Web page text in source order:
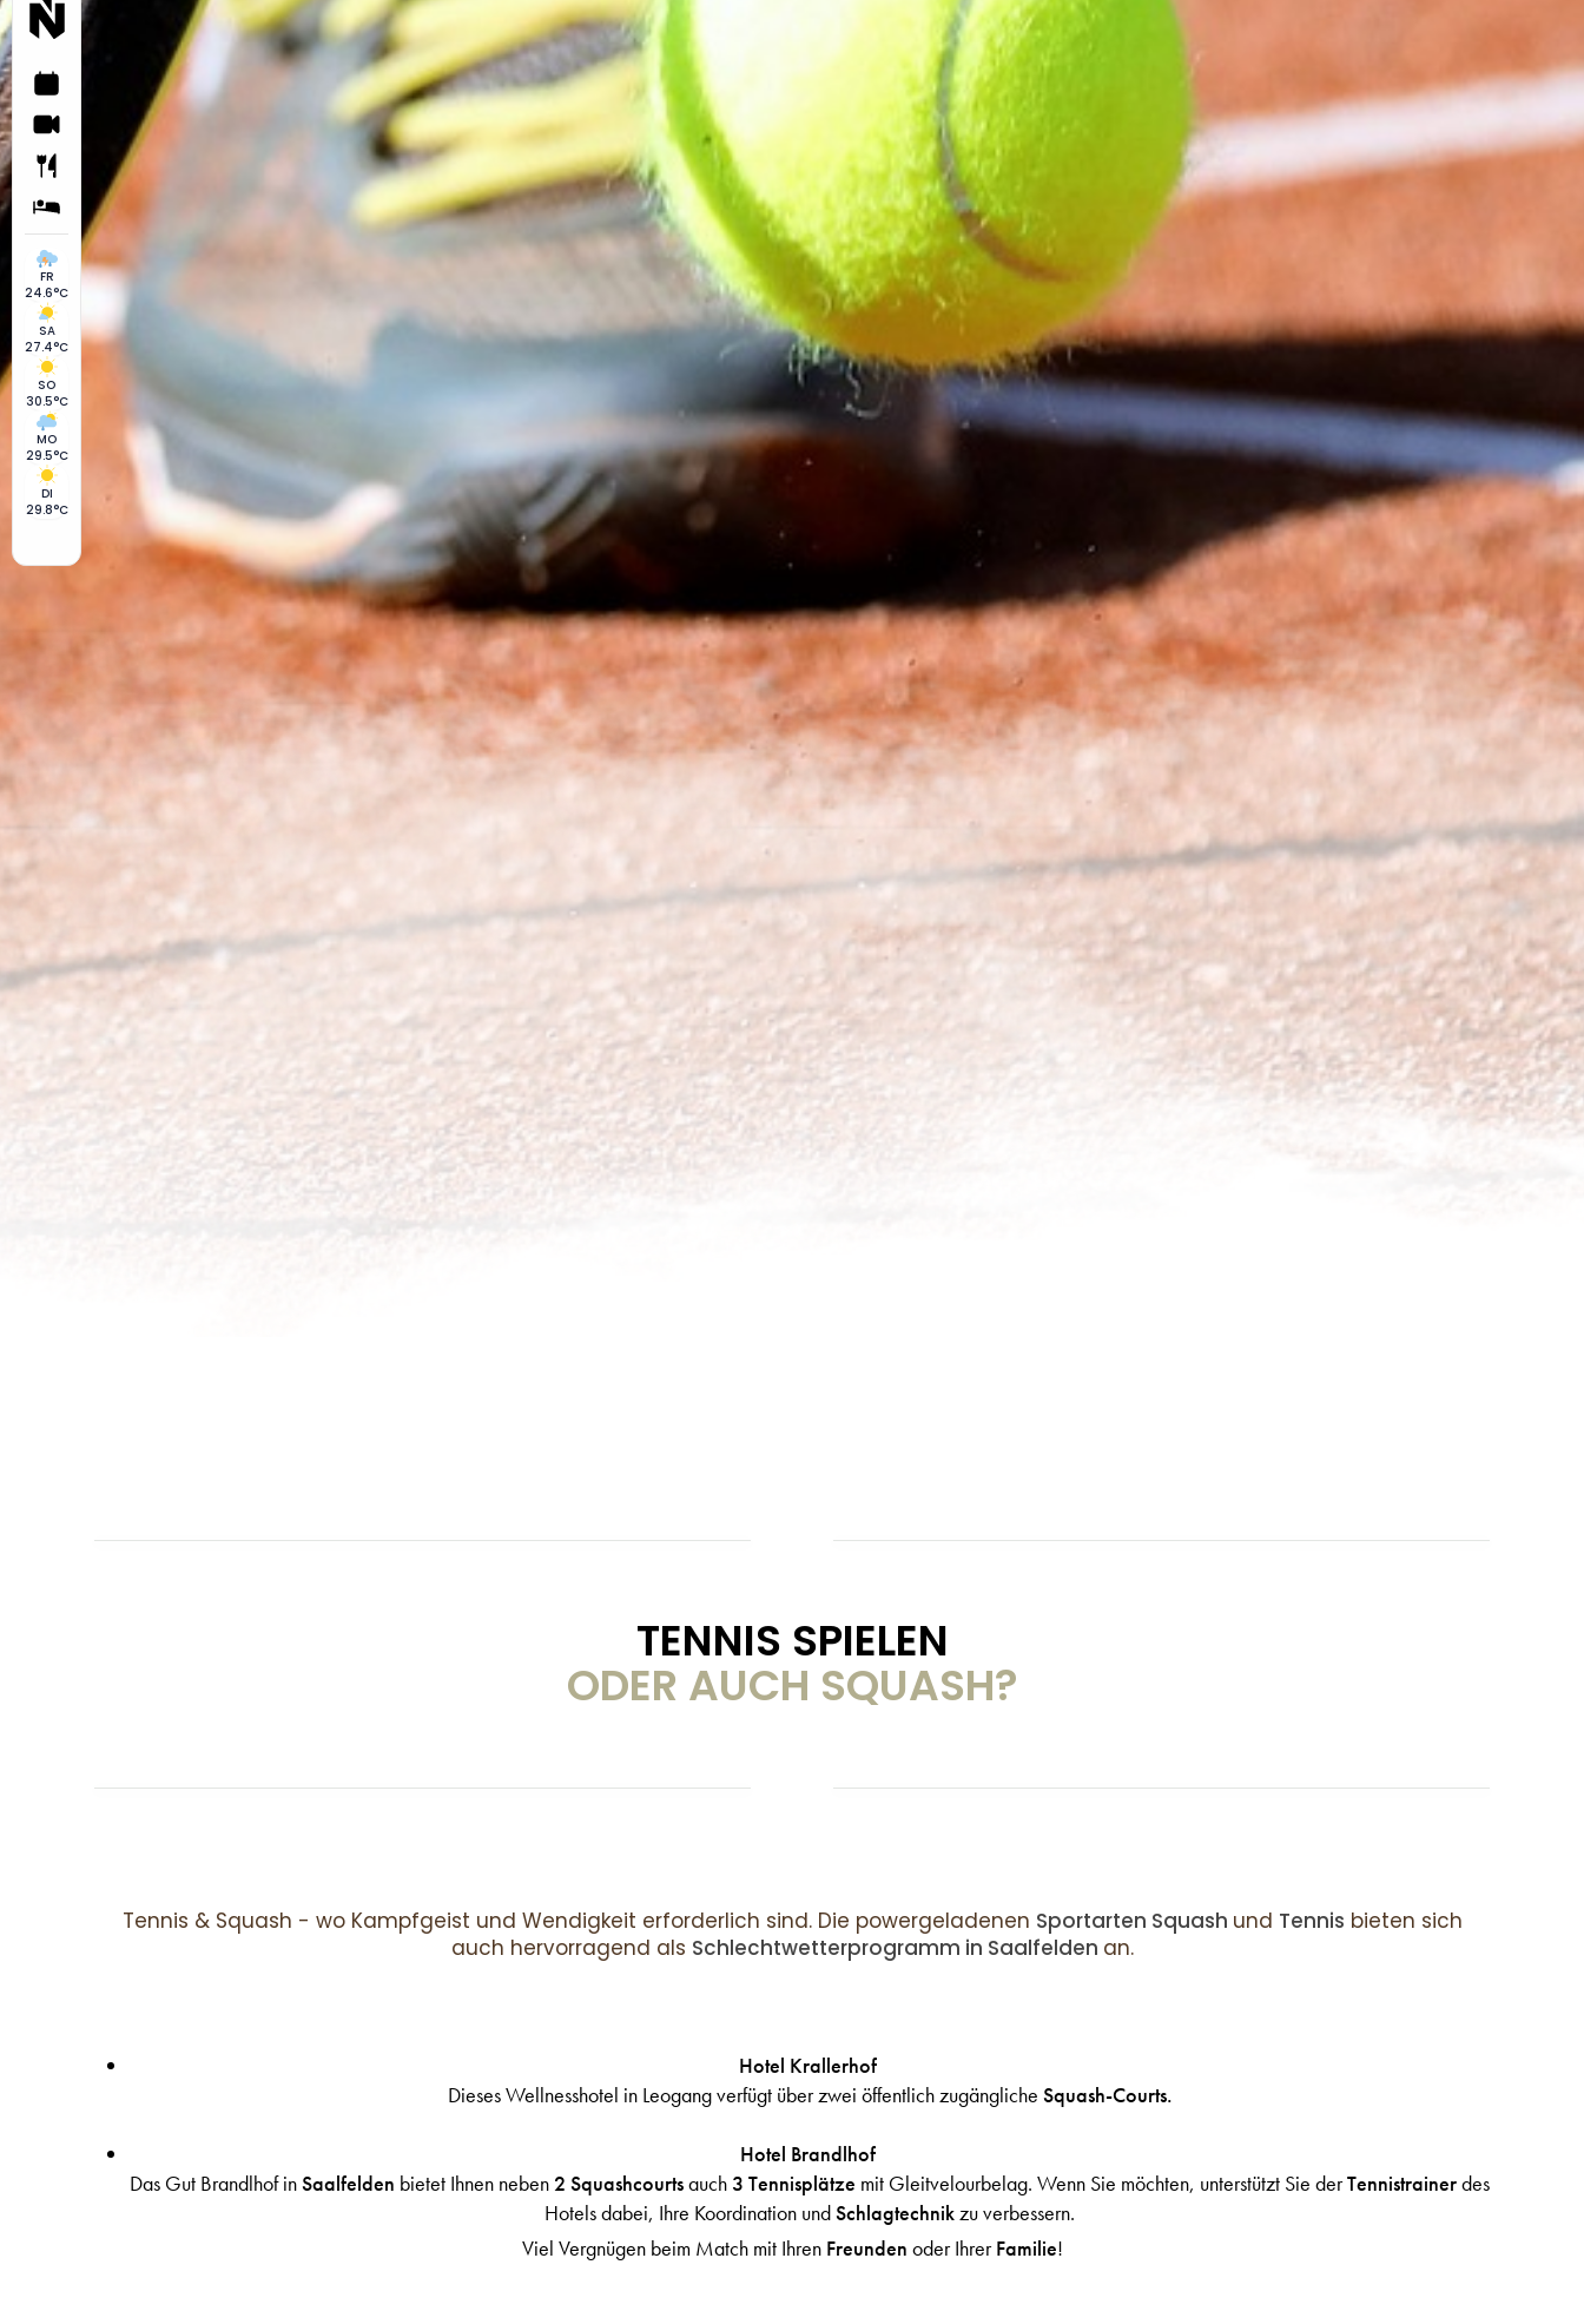
TENNIS SPIELEN
ODER AUCH SQUASH?
Tennis & Squash - wo Kampfgeist und Wendigkeit erforderlich sind. Die powergeladenen Sportarten Squash und Tennis bieten sich
auch hervorragend als Schlechtwetterprogramm in Saalfelden an.
Hotel Krallerhof
Dieses Wellnesshotel in Leogang verfügt über zwei öffentlich zugängliche Squash-Courts.
Hotel Brandlhof
Das Gut Brandlhof inSaalfelden bietet Ihnen neben 2 Squashcourtsauch 3 Tennisplätze mit Gleitvelourbelag. Wenn Sie möchten, unterstützt Sie derTennistrainerdes
Hotels dabei, Ihre Koordination undSchlagtechnik zu verbessern.
Viel Vergnügen beim Match mit Ihren Freunden oder IhrerFamilie!
FR
24.6°C
SA
27.4°C
SO
30.5°C
MO
29.5°C
DI
29.8°C